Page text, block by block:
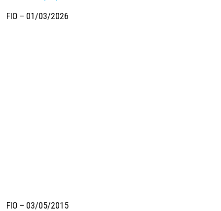
FIO – 01/03/2026
FIO – 03/05/2015